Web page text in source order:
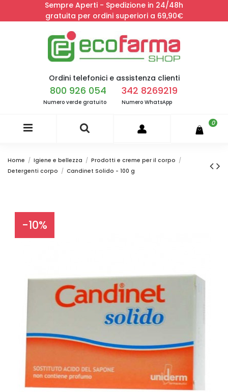
Sempre Aperti - Spedizione in 24/48h
gratuita per ordini superiori a 69,90€
Ordini telefonici e assistenza clienti
800 926 054
Numero verde gratuito
342 8269219
Numero WhatsApp
0
Home Igiene e bellezza
Prodotti e creme per il corpo
Detergenti corpo
Candinet Solido - 100 g
-10%